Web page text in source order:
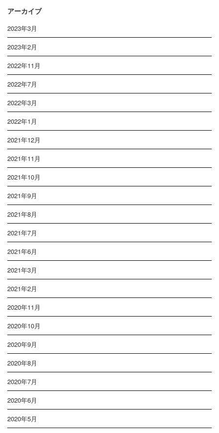
アーカイブ
2023年3月
2023年2月
2022年11月
2022年7月
2022年3月
2022年1月
2021年12月
2021年11月
2021年10月
2021年9月
2021年8月
2021年7月
2021年6月
2021年3月
2021年2月
2020年11月
2020年10月
2020年9月
2020年8月
2020年7月
2020年6月
2020年5月